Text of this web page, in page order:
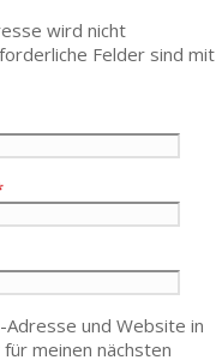
wird nicht
Felder sind mit
Adresse und Website in
meinen nächsten